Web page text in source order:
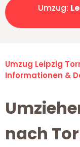
Umzug:
Umzug Leipzig
Informationen &
nach